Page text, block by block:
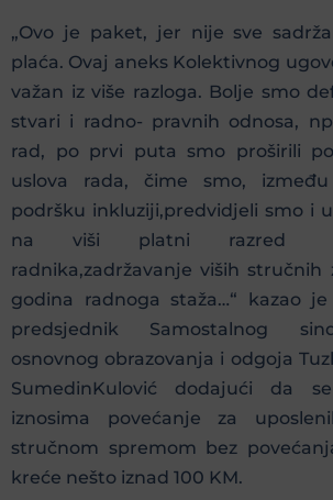
„Ovo je paket, jer nije sve
plaća. Ovaj aneks Kolektivnog
važan iz više razloga. Bolje smo
stvari i radno- pravnih odnosa,
rad, po prvi puta smo proširili
uslova rada, čime smo,
podršku inkluziji,predvidjeli smo i
na viši platni razred
radnika,zadržavanje viših stručnih
godina radnoga staža…“ kazao
predsjednik Samostalnog
osnovnog obrazovanja i odgoja
SumedinKulović dodajući da
iznosima povećanje za
stručnom spremom bez
kreće nešto iznad 100 KM.